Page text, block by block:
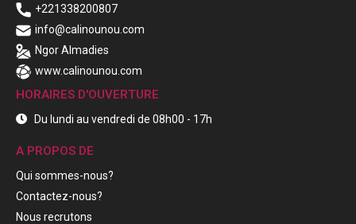
+221338200807
info@calinounou.com
Ngor Almadies
www.calinounou.com
HORAIRES D'OUVERTURE
Du lundi au vendredi de 08h00 - 17h
A PROPOS DE
Qui sommes-nous?
Contactez-nous?
Nous recrutons